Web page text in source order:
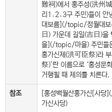
難祠)에서 홍주성(洪州
리1․2․3구 주민)들이 안
대보름](/topic/정월대보
日) 가운데 길일(吉日)을
을](/topic/마을) 주민들
홍가신제(洪可臣祭)라
祭)’란 이름으로 ‘홍성문
거행될 때 제의를 치른다.
참조
[홍성백월산홍가신[사
가신사당)